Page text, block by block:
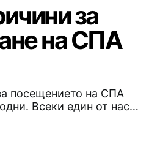
за
на СПА
посещението на СПА
Всеки един от нас…